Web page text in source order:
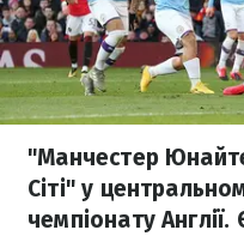
"Манчестер
Сіті" у
чемпіонату